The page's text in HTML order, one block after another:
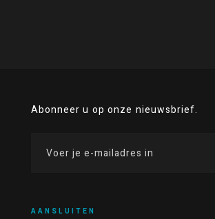
Abonneer u op onze nieuwsbrief.
AANSLUITEN